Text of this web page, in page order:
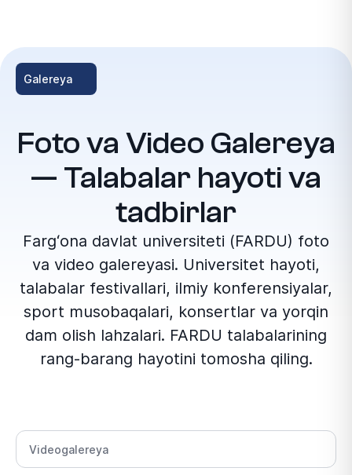
Galereya
Foto va Video Galereya
— Talabalar hayoti va
tadbirlar
Farg‘ona davlat universiteti (FARDU) foto
va video galereyasi. Universitet hayoti,
talabalar festivallari, ilmiy konferensiyalar,
sport musobaqalari, konsertlar va yorqin
dam olish lahzalari. FARDU talabalarining
rang-barang hayotini tomosha qiling.
Bo‘lim tanlang